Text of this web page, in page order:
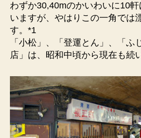
わずか30,40mのかいわいに10
いますが、やはりこの一角では
す。*1
「小松」、「登運とん」、「ふ
店」は、昭和中頃から現在も続